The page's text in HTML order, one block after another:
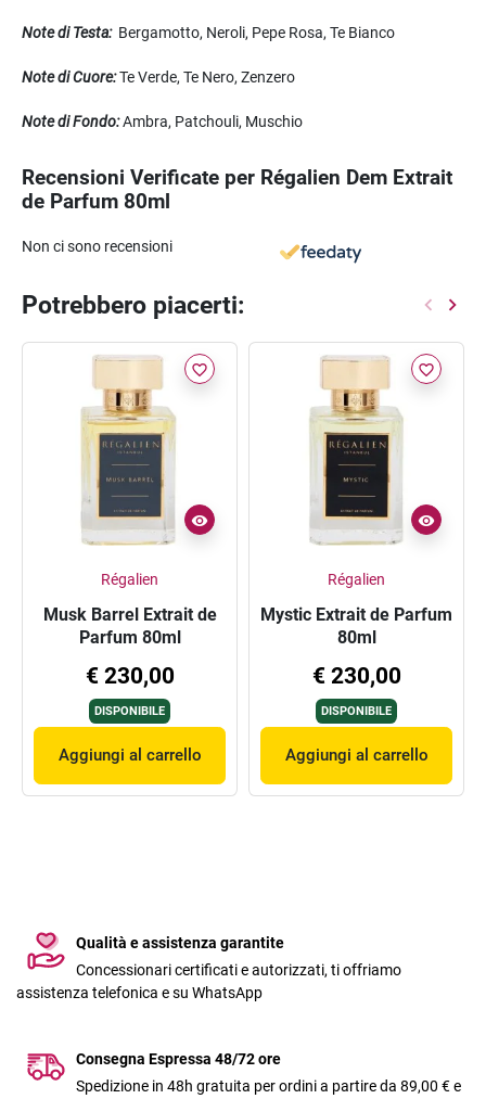
Note di Testa:Bergamotto, Neroli, Pepe Rosa, Te Bianco
Note di Cuore:Te Verde, Te Nero, Zenzero
Note di Fondo:Ambra, Patchouli, Muschio
Recensioni Verificate per Régalien Dem Extrait
de Parfum 80ml
Non ci sono recensioni
Potrebbero piacerti:
favorite_border
Régalien
Musk Barrel Extrait de
Parfum 80ml
€ 230,00
DISPONIBILE
Aggiungi al carrello
favorite_border
Régalien
Mystic Extrait de Parfum
80ml
€ 230,00
DISPONIBILE
Aggiungi al carrello
Qualità e assistenza garantite
Concessionari certificati e autorizzati, ti offriamo
assistenza telefonica e su WhatsApp
Consegna Espressa 48/72 ore
Spedizione in 48h gratuita per ordini a partire da 89,00 € e